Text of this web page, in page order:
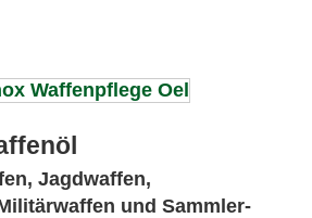
Jagdwaffen,
und Sammler-